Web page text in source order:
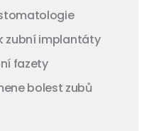
zubní implantáty
fazety
bolest zubů